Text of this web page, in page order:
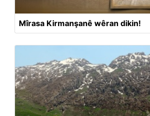
Mîrasa Kirmanşanê wêran dikin!